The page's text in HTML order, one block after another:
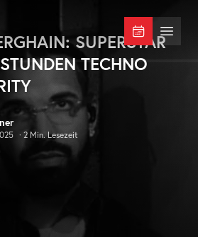
Menü
SUPERSTAR
TECHNO
· 2 Min. Lesezeit